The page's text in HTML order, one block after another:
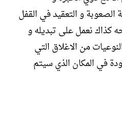
و التعقيد في القفل
كذاك نعمل على تبديله و
من الاغلاق التي
في المكان الذي سيتم